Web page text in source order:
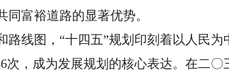
富裕道路的显著优势。
线图，“十四五”规划印刻着以人民为
次，成为发展规划的核心表达。在二〇